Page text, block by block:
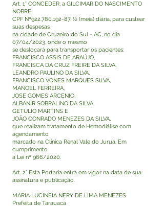
Art. 1° CONCEDER, a GILCIMAR DO NASCIMENTO
NOBRE,
CPF Nº922.780.192-87, ½ (meia) diária, para custear
suas despesas
na cidade de Cruzeiro do Sul - AC, no dia
07/04/2023, onde o mesmo
se deslocará para transportar os pacientes:
FRANCISCO ASSIS DE ARAÚJO,
FRANCISCA DA CRUZ FREIRE DA SILVA,
LEANDRO PAULINO DA SILVA,
FRANCISCO VONES MARQUES SILVA,
MANOEL FERREIRA,
JOSE GOMES ARCENIO,
ALBANIR SOBRALINO DA SILVA,
GETÚLIO MARTINS E
JOÃO CONRADO MENEZES DA SILVA,
que realizam tratamento de Hemodiálise com
agendamento
marcado na Clinica Renal Vale do Juruá. Em
cumprimento
a Lei nº 966/2020.
Art. 2° Esta Portaria entra em vigor na data de sua
assinatura e publicação.
MARIA LUCINEIA NERY DE LIMA MENEZES
Prefeita de Tarauacá